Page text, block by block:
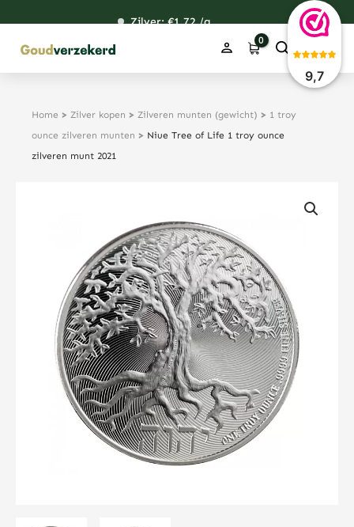
9,7
inhoud
118,73
Zilver: €1,72/g
48,32
38,43
Home > Zilver kopen > Zilveren munten (gewicht) > 1 troy
ounce zilveren munten > Niue Tree of Life 1 troy ounce
zilveren munt 2021